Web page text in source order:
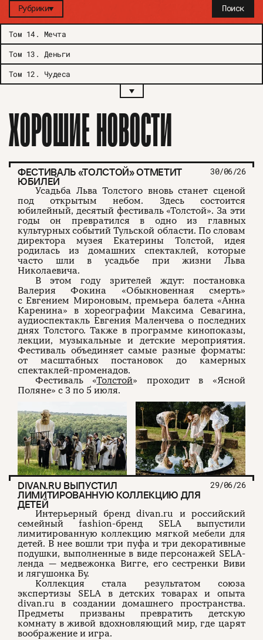
Поиск
Рубрики
Том 14.
Мечта
Том 13 . Деньги
Том 12 . Чудеса
ХОРОШИЕ НОВОСТИ
ФЕСТИВАЛЬ «ТОЛСТОЙ» ОТМЕТИТ
ЮБИЛЕЙ
30/06/26
Усадьба Льва Толстого вновь станет сценой
под открытым небом. Здесь состоится
юбилейный, десятый фестиваль «Толстой». За эти
годы он превратился в одно из главных
культурных событий Тульской области. По словам
директора музея Екатерины Толстой, идея
родилась из домашних спектаклей, которые
часто шли в усадьбе при жизни Льва
Николаевича.
В этом году зрителей ждут: постановка
Валерия Фокина «Обыкновенная смерть»
с Евгением Мироновым, премьера балета «Анна
Каренина» в хореографии Максима Севагина,
аудиоспектакль Евгения Маленчева о последних
днях Толстого. Также в программе кинопоказы,
лекции, музыкальные и детские мероприятия.
Фестиваль объединяет самые разные форматы:
от масштабных постановок до камерных
спектаклей-променадов.
Фестиваль «Толстой» проходит в «Ясной
Поляне» с 3 по 5 июля.
DIVAN.RU ВЫПУСТИЛ
ЛИМИТИРОВАННУЮ КОЛЛЕКЦИЮ ДЛЯ
ДЕТЕЙ
29/06/26
Интерьерный бренд divan.ru и российский
семейный fashion-бренд SELA выпустили
лимитированную коллекцию мягкой мебели для
детей. В нее вошли три пуфа и три декоративные
подушки, выполненные в виде персонажей SELA-
ленда — медвежонка Вигге, его сестренки Виви
и лягушонка Бу.
Коллекция стала результатом союза
экспертизы SELA в детских товарах и опыта
divan.ru в создании домашнего пространства.
Предметы призваны превратить детскую
комнату в живой вдохновляющий мир, где царят
воображение и игра.